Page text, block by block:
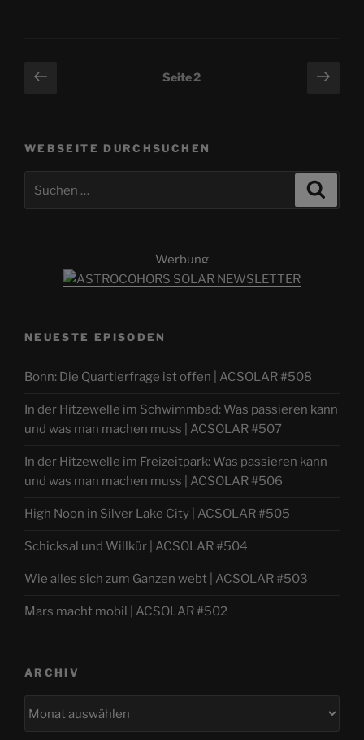
Seitennummerierung
Vorherige
Seite2
WEBSEITE DURCHSUCHEN
nach:
Werbung
NEUESTE EPISODEN
Bonn: Die Quartierfrage ist offen | ACSOLAR #508
In der Hitzewelle im Schwimmbad: Was passieren kann
und was man machen muss | ACSOLAR #507
In der Hitzewelle im Freizeitpark: Was passieren kann
und was man machen muss | ACSOLAR #506
High Noon in Silver Lake City | ACSOLAR #505
Schicksal und Willkür | ACSOLAR #504
Wie alles sich zum Ganzen webt | ACSOLAR #503
Mars macht mobil | ACSOLAR #502
ARCHIV